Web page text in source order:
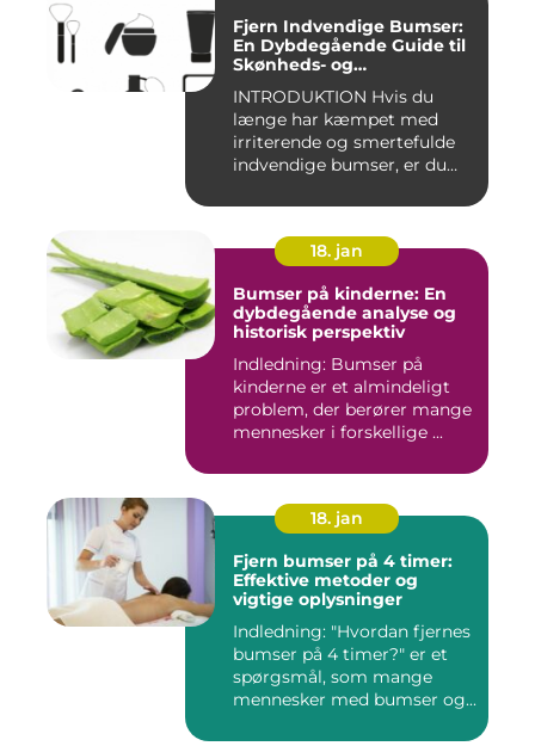
Fjern Indvendige Bumser:
En Dybdegående Guide til
Skønheds- og
INTRODUKTION Hvis du
længe har kæmpet med
irriterende og smertefulde
indvendige bumser, er du
18. jan
Bumser på kinderne: En
dybdegående analyse og
historisk perspektiv
Indledning: Bumser på
kinderne er et almindeligt
problem, der berører mange
mennesker i forskellige ...
18. jan
Fjern bumser på 4 timer:
Effektive metoder og
vigtige oplysninger
Indledning: "Hvordan fjernes
bumser på 4 timer?" er et
spørgsmål, som mange
mennesker med bumser og...